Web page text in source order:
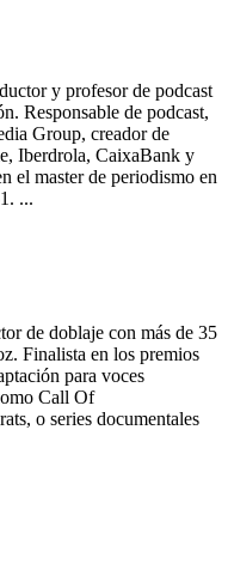
y profesor de podcast
Responsable de podcast,
Group, creador de
Iberdrola, CaixaBank y
el master de periodismo en
...
de doblaje con más de 35
Finalista en los premios
para voces
Call Of
o series documentales